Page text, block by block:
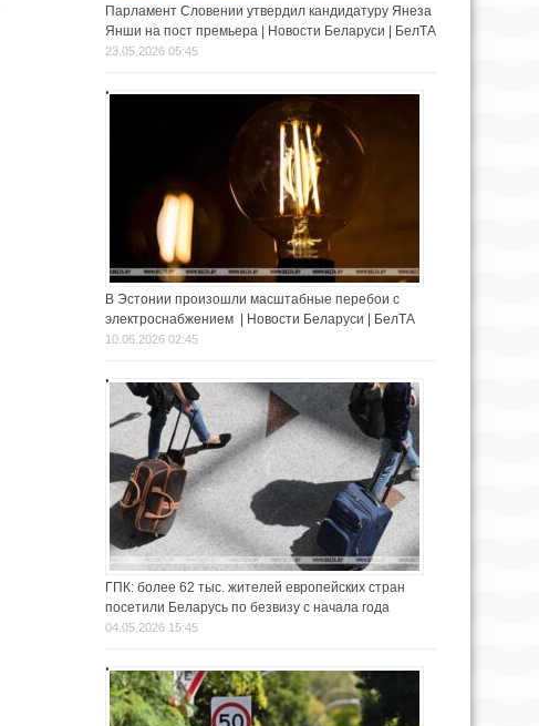
Парламент Словении утвердил кандидатуру Янеза
Янши на пост премьера | Новости Беларуси | БелТА
23.05.2026 05:45
В Эстонии произошли масштабные перебои с
электроснабжением | Новости Беларуси | БелТА
10.06.2026 02:45
ГПК: более 62 тыс. жителей европейских стран
посетили Беларусь по безвизу с начала года
04.05.2026 15:45